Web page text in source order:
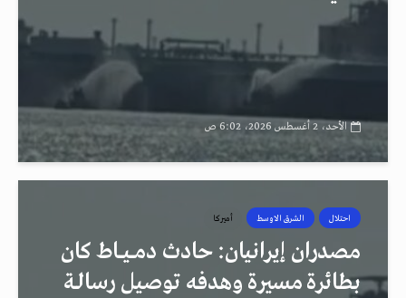
الأحد، 2 أغسطس 2026، 6:02 ص
احتلال الشرق الاوسط أميركا
مصدران إيرانيان: حادث دمــيــاط كان
بطائرة مسيرة وهدفه توصيل رسالـة